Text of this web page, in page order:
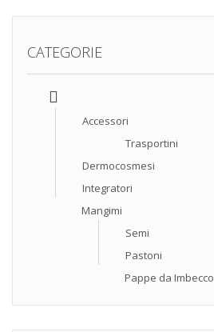
CATEGORIE
Accessori
Trasportini
Dermocosmesi
Integratori
Mangimi
Semi
Pastoni
Pappe da Imbecco